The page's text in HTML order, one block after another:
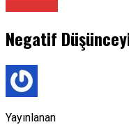
Negatif
Yayınlanan